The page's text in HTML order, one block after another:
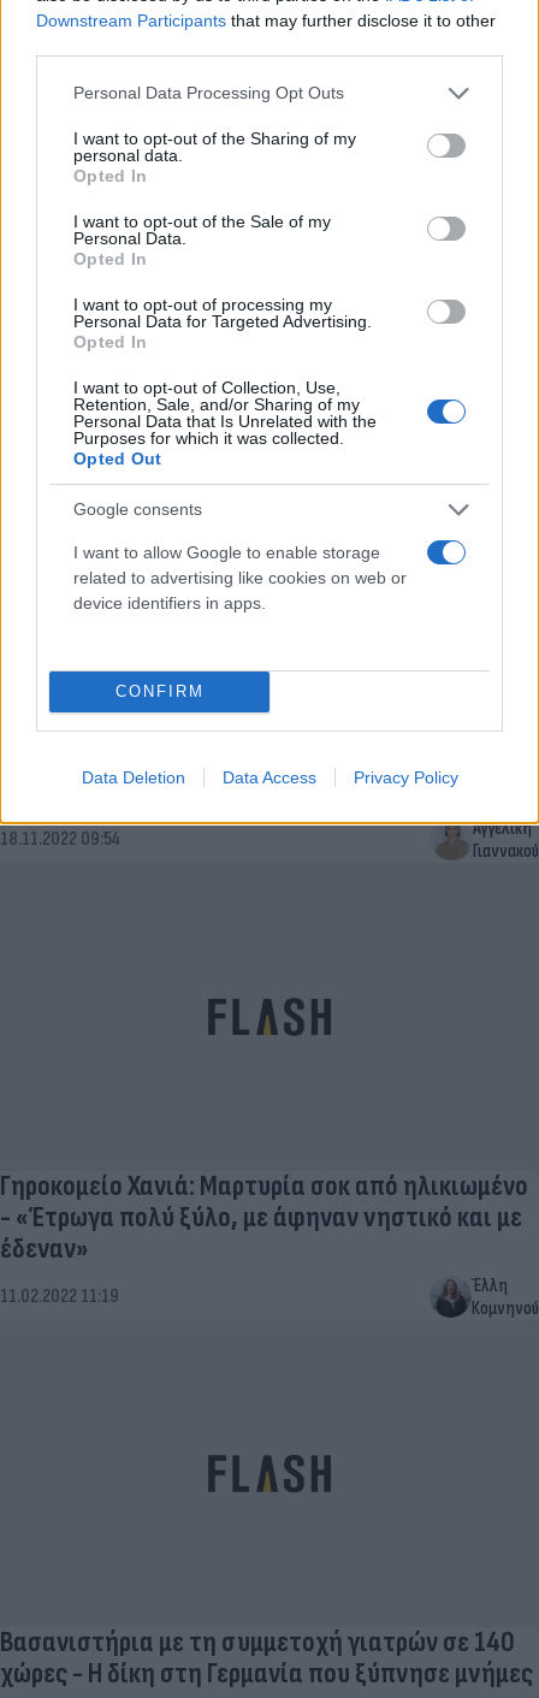
Downstream Participants that may further disclose it to other
Please note that this website/app uses one or more Google
not limited to your visit or usage behaviour. You may click to
grant or deny consent to Google and its third-party tags to
use your data for below specified purposes in below Google
consent section.
Personal Data Processing Opt Outs
I want to opt-out of the Sharing of my
personal data.
Opted In
I want to opt-out of the Sale of my
Personal Data.
Opted In
I want to opt-out of processing my
Personal Data for Targeted Advertising.
Opted In
I want to opt-out of Collection, Use,
Retention, Sale, and/or Sharing of my
Personal Data that Is Unrelated with the
Purposes for which it was collected.
Opted Out
Google consents
I want to allow Google to enable storage
related to advertising like cookies on web or
device identifiers in apps.
CONFIRM
Data Deletion Data Access Privacy Policy
καταγγέλλει 23χρονος
04.12.2022 16:44
Κιβωτός του Κόσμου: Ανατριχίλα από νέες
καταγγελίες για βασανιστήρια και σεξουαλική
κακοποίηση [vid]
18.11.2022 09:54
Αγγελική
Γιαννακού
Γηροκομείο Χανιά: Μαρτυρία σοκ από ηλικιωμένο
- «Έτρωγα πολύ ξύλο, με άφηναν νηστικό και με
έδεναν»
11.02.2022 11:19
Έλλη
Κομνηνού
Βασανιστήρια με τη συμμετοχή γιατρών σε 140
χώρες - Η δίκη στη Γερμανία που ξύπνησε μνήμες